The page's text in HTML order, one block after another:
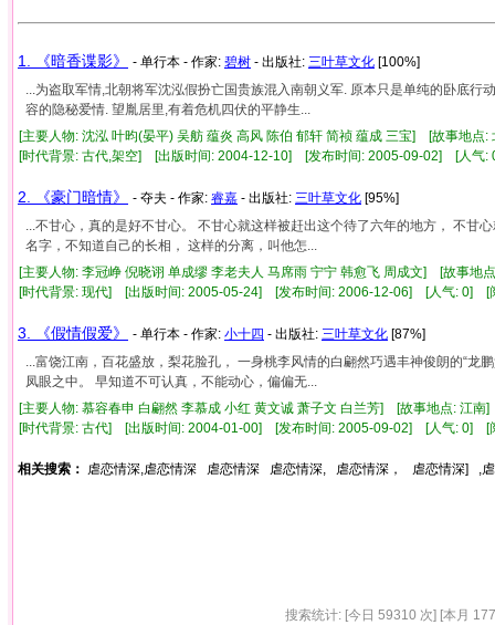
1. 《暗香谍影》 - 单行本 - 作家: 碧树 - 出版社: 三叶草文化 [100%]
...为盗取军情,北朝将军沈泓假扮亡国贵族混入南朝义军. 原本只是单纯的卧底
容的隐秘爱情. 望胤居里,有着危机四伏的平静生...
[主要人物: 沈泓 叶昀(晏平) 吴舫 蕴炎 高风 陈伯 郁轩 简祯 蕴成 三宝] [故事地
[时代背景: 古代,架空] [出版时间: 2004-12-10] [发布时间: 2005-09-02] [人气
2. 《豪门暗情》 - 夺夫 - 作家: 睿嘉 - 出版社: 三叶草文化 [95%]
...不甘心，真的是好不甘心。 不甘心就这样被赶出这个待了六年的地方， 不
名字，不知道自己的长相， 这样的分离，叫他怎...
[主要人物: 李冠峥 倪晓诩 单成缪 李老夫人 马席雨 宁宁 韩愈飞 周成文] [故事地
[时代背景: 现代] [出版时间: 2005-05-24] [发布时间: 2006-12-06] [人气: 0] [
3. 《假情假爱》 - 单行本 - 作家: 小十四 - 出版社: 三叶草文化 [87%]
...富饶江南，百花盛放，梨花脸孔， 一身桃李风情的白翩然巧遇丰神俊朗的“
凤眼之中。 早知道不可认真，不能动心，偏偏无...
[主要人物: 慕容春申 白翩然 李慕成 小红 黄文诚 萧子文 白兰芳] [故事地点: 江
[时代背景: 古代] [出版时间: 2004-01-00] [发布时间: 2005-09-02] [人气: 0] [
相关搜索： 虐恋情深,虐恋情深 虐恋情深 虐恋情深, 虐恋情深， 虐恋情深] ,
搜索统计: [今日 59310 次] [本月